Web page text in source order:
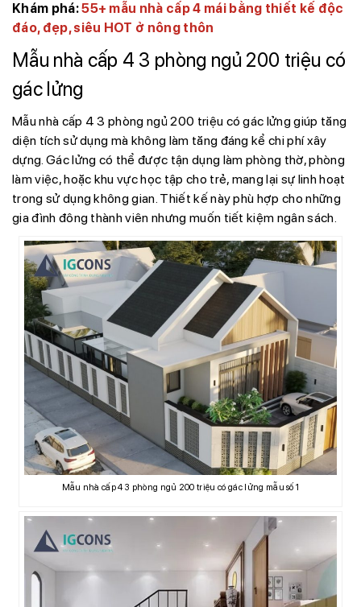
Khám phá:55+ mẫu nhà cấp 4 mái bằng thiết kế độc
đáo, đẹp, siêu HOT ở nông thôn
Mẫu nhà cấp 4 3 phòng ngủ 200 triệu có
gác lửng
Mẫu nhà cấp 4 3 phòng ngủ 200 triệu có gác lửng giúp tăng
diện tích sử dụng mà không làm tăng đáng kể chi phí xây
dựng. Gác lửng có thể được tận dụng làm phòng thờ, phòng
làm việc, hoặc khu vực học tập cho trẻ, mang lại sự linh hoạt
trong sử dụng không gian. Thiết kế này phù hợp cho những
gia đình đông thành viên nhưng muốn tiết kiệm ngân sách.
Mẫu nhà cấp 4 3 phòng ngủ 200 triệu có gác lửng mẫu số 1